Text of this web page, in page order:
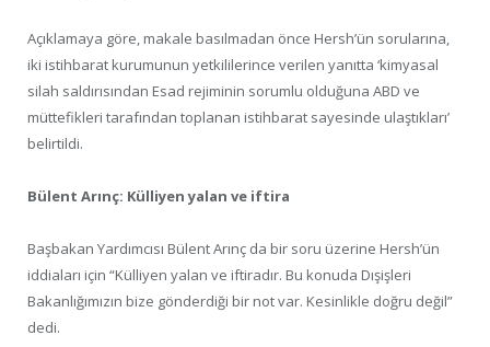
Açıklamaya göre, makale basılmadan önce Hersh’ün sorularına,
iki istihbarat kurumunun yetkililerince verilen yanıtta ‘kimyasal
silah saldırısından Esad rejiminin sorumlu olduğuna ABD ve
müttefikleri tarafından toplanan istihbarat sayesinde ulaştıkları’
belirtildi.
Bülent Arınç: Külliyen yalan ve iftira
Başbakan Yardımcısı Bülent Arınç da bir soru üzerine Hersh’ün
iddiaları için “Külliyen yalan ve iftiradır. Bu konuda Dışişleri
Bakanlığımızın bize gönderdiği bir not var. Kesinlikle doğru değil”
dedi.